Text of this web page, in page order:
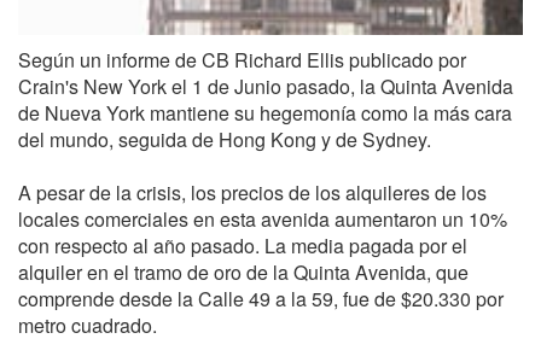
Según un informe de CB Richard Ellis publicado por
Crain's New York el 1 de Junio pasado, la Quinta Avenida
de Nueva York mantiene su hegemonía como la más cara
del mundo, seguida de Hong Kong y de Sydney.
A pesar de la crisis, los precios de los alquileres de los
locales comerciales en esta avenida aumentaron un 10%
con respecto al año pasado. La media pagada por el
alquiler en el tramo de oro de la Quinta Avenida, que
comprende desde la Calle 49 a la 59, fue de $20.330 por
metro cuadrado.